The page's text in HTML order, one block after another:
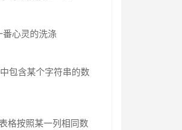
心灵的洗涤
包含某个字符串的数
格按照某一列相同数